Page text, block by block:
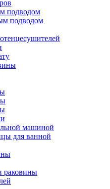
подводом
подводом
машиной
для ванной
раковины